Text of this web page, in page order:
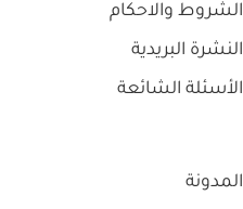
الشروط والاحكام
النشرة البريدية
الأسئلة الشائعة
المدونة